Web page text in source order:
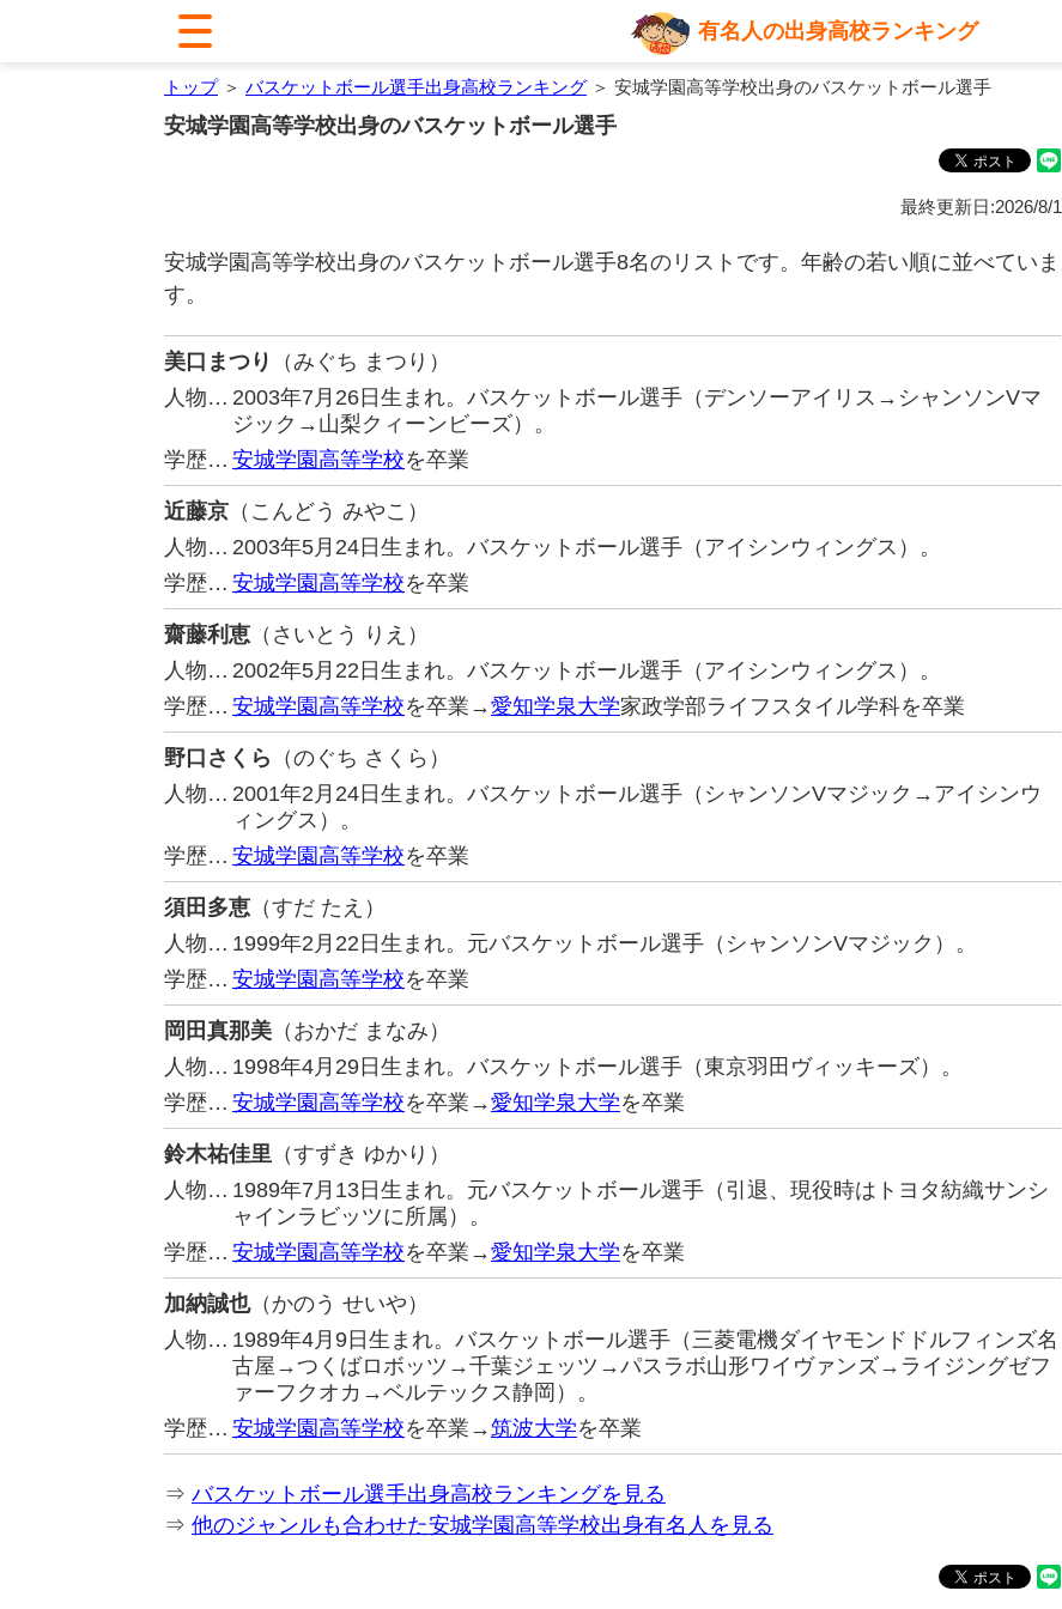
有名人の出身高校ランキング
トップ＞ バスケットボール選手出身高校ランキング ＞ 安城学園高等学校出身のバスケットボール選手
安城学園高等学校出身のバスケットボール選手
最終更新日:2026/8/1
安城学園高等学校出身のバスケットボール選手8名のリストです。年齢の若い順に並べていま
す。
美口まつり
（みぐち まつり）
人物… 2003年7月26日生まれ。バスケットボール選手（デンソーアイリス→シャンソンVマ
ジック→山梨クィーンビーズ）。
学歴… 安城学園高等学校を卒業
近藤京 （こんどう みやこ）
人物… 2003年5月24日生まれ。バスケットボール選手（アイシンウィングス）。
学歴… 安城学園高等学校を卒業
齋藤利恵 （さいとう りえ）
人物… 2002年5月22日生まれ。バスケットボール選手（アイシンウィングス）。
学歴… 安城学園高等学校を卒業→愛知学泉大学家政学部ライフスタイル学科を卒業
野口さくら （のぐち さくら）
人物… 2001年2月24日生まれ。バスケットボール選手（シャンソンVマジック→アイシンウ
ィングス）。
学歴… 安城学園高等学校を卒業
須田多恵 （すだ たえ）
人物… 1999年2月22日生まれ。元バスケットボール選手（シャンソンVマジック）。
学歴… 安城学園高等学校を卒業
岡田真那美 （おかだ まなみ）
人物… 1998年4月29日生まれ。バスケットボール選手（東京羽田ヴィッキーズ）。
学歴… 安城学園高等学校を卒業→愛知学泉大学を卒業
鈴木祐佳里 （すずき ゆかり）
人物… 1989年7月13日生まれ。元バスケットボール選手（引退、現役時はトヨタ紡織サンシ
ャインラビッツに所属）。
学歴… 安城学園高等学校を卒業→愛知学泉大学を卒業
加納誠也（かのう せいや）
人物… 1989年4月9日生まれ。バスケットボール選手（三菱電機ダイヤモンドドルフィンズ名
古屋→つくばロボッツ→千葉ジェッツ→パスラボ山形ワイヴァンズ→ライジングゼフ
ァーフクオカ→ベルテックス静岡）。
学歴… 安城学園高等学校を卒業→筑波大学を卒業
⇒ バスケットボール選手出身高校ランキングを見る
⇒ 他のジャンルも合わせた安城学園高等学校出身有名人を見る